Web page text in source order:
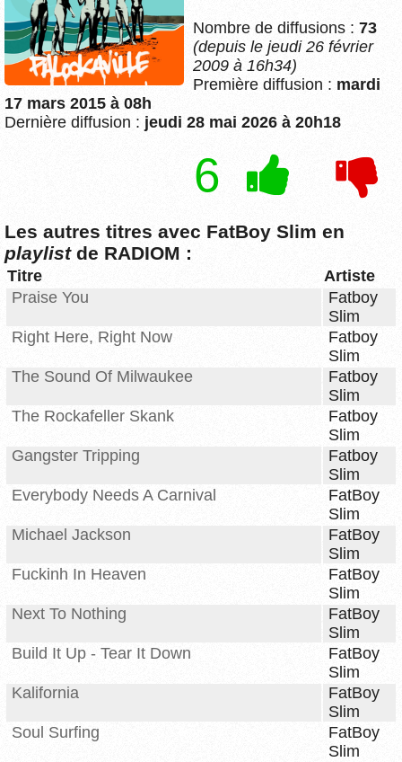
Nombre de diffusions : 73
(depuis le jeudi 26 février
2009 à 16h34)
Première diffusion : mardi
17 mars 2015 à 08h
Dernière diffusion : jeudi 28 mai 2026 à 20h18
6
Les autres titres avec FatBoy Slim en
playlistde RADIOM :
Titre
Artiste
Praise You
Fatboy
Slim
Right Here, Right Now
Fatboy
Slim
The Sound Of Milwaukee
Fatboy
Slim
The Rockafeller Skank
Fatboy
Slim
Gangster Tripping
Fatboy
Slim
Everybody Needs A Carnival
FatBoy
Slim
Michael Jackson
FatBoy
Slim
Fuckinh In Heaven
FatBoy
Slim
Next To Nothing
FatBoy
Slim
Build It Up - Tear It Down
FatBoy
Slim
Kalifornia
FatBoy
Slim
Soul Surfing
FatBoy
Slim